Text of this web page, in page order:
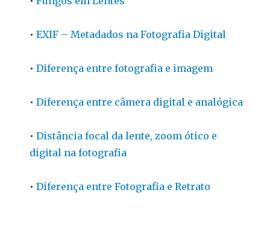
•EXIF – Metadados na Fotografia Digital
•Diferença entre fotografia e imagem
•Diferença entre câmera digital e analógica
•Distância focal da lente, zoom ótico e
digital na fotografia
•Diferença entre Fotografia e Retrato